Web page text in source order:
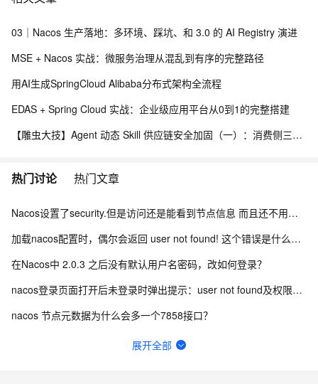
03｜Nacos 生产落地：多环境、踩坑、和 3.0 的 AI Registry 演进
MSE + Nacos 实战：微服务治理从混乱到有序的完整路径
用AI生成SpringCloud Alibaba分布式架构全流程
EDAS + Spring Cloud 实战：企业级应用平台从0到1的完整搭建
【雕虫大技】Agent 动态 Skill 供应链安全加固（一）：消费侧三层防线实战
热门讨论 热门文章
Nacos设置了security.但是访问还是能看到节点信息 而且还不用验证身份怎么办？
加载nacos配置时，偶尔会返回 user not found! 这个错误是什么引起的？
在Nacos中 2.0.3 之后没有默认用户名密码，改如何登录？
nacos登录页面打开后未登录时弹出提示：user not found及权限认证失败怎么办？
nacos 节点元数据为什么会多一个7858接口？
nacos-console-3.1.1.jar的main.js中引入axios（0.21.4）有漏洞
展开全部